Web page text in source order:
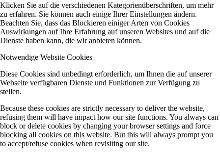
Klicken Sie auf die verschiedenen Kategorienüberschriften, um mehr
zu erfahren. Sie können auch einige Ihrer Einstellungen ändern.
Beachten Sie, dass das Blockieren einiger Arten von Cookies
Auswirkungen auf Ihre Erfahrung auf unseren Websites und auf die
Dienste haben kann, die wir anbieten können.
Notwendige Website Cookies
Diese Cookies sind unbedingt erforderlich, um Ihnen die auf unserer
Webseite verfügbaren Dienste und Funktionen zur Verfügung zu
stellen.
Because these cookies are strictly necessary to deliver the website,
refusing them will have impact how our site functions. You always can
block or delete cookies by changing your browser settings and force
blocking all cookies on this website. But this will always prompt you
to accept/refuse cookies when revisiting our site.